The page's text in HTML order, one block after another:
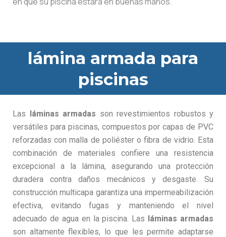
lámina armada para
piscinas
Las láminas armadas son revestimientos robustos y
versátiles para piscinas, compuestos por capas de PVC
reforzadas con malla de poliéster o fibra de vidrio. Esta
combinación de materiales confiere una resistencia
excepcional a la lámina, asegurando una protección
duradera contra daños mecánicos y desgaste. Su
construcción multicapa garantiza una impermeabilización
efectiva, evitando fugas y manteniendo el nivel
adecuado de agua en la piscina. Las láminas armadas
son altamente flexibles, lo que les permite adaptarse